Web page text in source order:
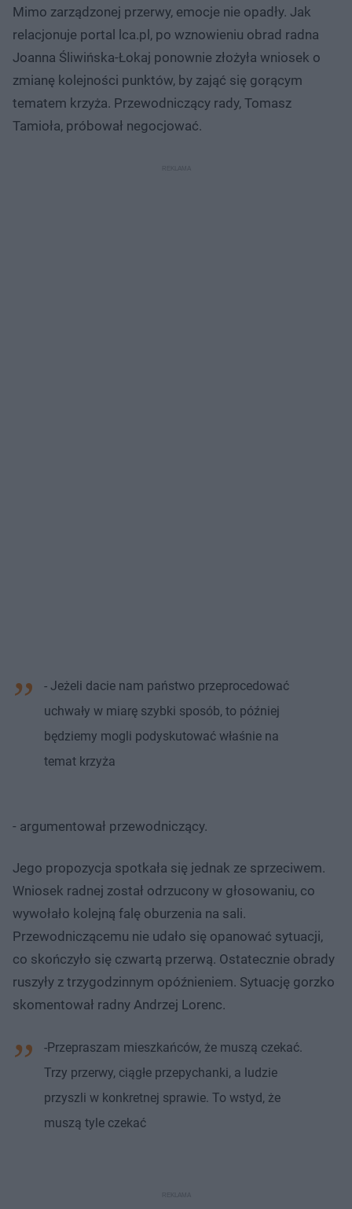
Mimo zarządzonej przerwy, emocje nie opadły. Jak
relacjonuje portal lca.pl, po wznowieniu obrad radna
Joanna Śliwińska-Łokaj ponownie złożyła wniosek o
zmianę kolejności punktów, by zająć się gorącym
tematem krzyża. Przewodniczący rady, Tomasz
Tamioła, próbował negocjować.
- Jeżeli dacie nam państwo przeprocedować
uchwały w miarę szybki sposób, to później
będziemy mogli podyskutować właśnie na
temat krzyża
- argumentował przewodniczący.
Jego propozycja spotkała się jednak ze sprzeciwem.
Wniosek radnej został odrzucony w głosowaniu, co
wywołało kolejną falę oburzenia na sali.
Przewodniczącemu nie udało się opanować sytuacji,
co skończyło się czwartą przerwą. Ostatecznie obrady
ruszyły z trzygodzinnym opóźnieniem. Sytuację gorzko
skomentował radny Andrzej Lorenc.
-Przepraszam mieszkańców, że muszą czekać.
Trzy przerwy, ciągłe przepychanki, a ludzie
przyszli w konkretnej sprawie. To wstyd, że
muszą tyle czekać